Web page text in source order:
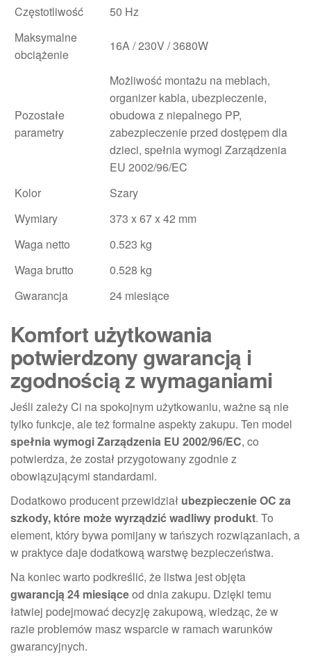
Częstotliwość
50 Hz
Maksymalne
obciążenie
16A / 230V / 3680W
Pozostałe
parametry
Możliwość montażu na meblach,
organizer kabla, ubezpieczenie,
obudowa z niepalnego PP,
zabezpieczenie przed dostępem dla
dzieci, spełnia wymogi Zarządzenia
EU 2002/96/EC
Kolor
Szary
Wymiary
373 x 67 x 42 mm
Waga netto
0.523 kg
Waga brutto
0.528 kg
Gwarancja
24 miesiące
Komfort użytkowania
potwierdzony gwarancją i
zgodnością z wymaganiami
Jeśli zależy Ci na spokojnym użytkowaniu, ważne są nie
tylko funkcje, ale też formalne aspekty zakupu. Ten model
spełnia wymogi Zarządzenia EU 2002/96/EC, co
potwierdza, że został przygotowany zgodnie z
obowiązującymi standardami.
Dodatkowo producent przewidział ubezpieczenie OC za
szkody, które może wyrządzić wadliwy produkt. To
element, który bywa pomijany w tańszych rozwiązaniach, a
w praktyce daje dodatkową warstwę bezpieczeństwa.
Na koniec warto podkreślić, że listwa jest objęta
gwarancją 24 miesiąceod dnia zakupu. Dzięki temu
łatwiej podejmować decyzję zakupową, wiedząc, że w
razie problemów masz wsparcie w ramach warunków
gwarancyjnych.